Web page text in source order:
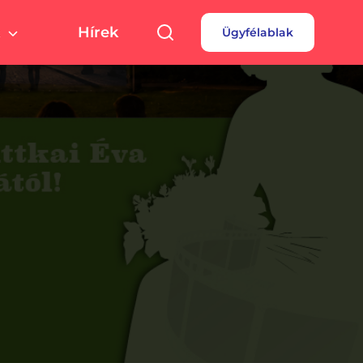
sport
színterek,
helyszínek
Hírek Ügyfélablak